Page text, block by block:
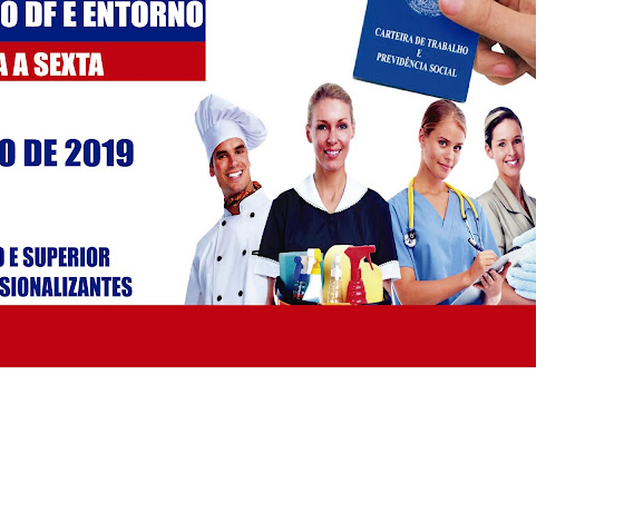
quase 50 escorpiões em boca de lobo em Samambaia
após ser vítima de agressão em Samambaia
tem prisão preventiva decretada pela Justiça
como uma nova força e esperança para os feirantes do DF
campanha para atualizar vacinação de crianças e adolescentes
morre após sofrer mal súbito